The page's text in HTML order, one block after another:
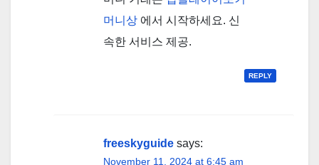
머니상 에서 시작하세요. 신
속한 서비스 제공.
REPLY
freeskyguide says:
November 11, 2024 at 6:45 am